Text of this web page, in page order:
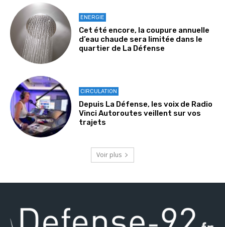
ENERGIE
Cet été encore, la coupure annuelle
d’eau chaude sera limitée dans le
quartier de La Défense
CIRCULATION
Depuis La Défense, les voix de Radio
Vinci Autoroutes veillent sur vos
trajets
Voir plus